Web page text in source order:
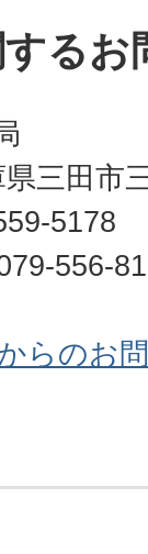
るお
三田市
5178
556-
らのお